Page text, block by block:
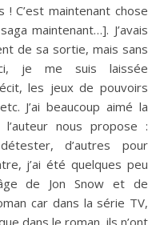
C’est maintenant chose
maintenant…]. J’avais
de sa sortie, mais sans
je me suis laissée
les jeux de pouvoirs
J’ai beaucoup aimé la
nous propose :
d’autres pour
j’ai été quelques peu
de Jon Snow et de
car dans la série TV,
dans le roman, ils n’ont